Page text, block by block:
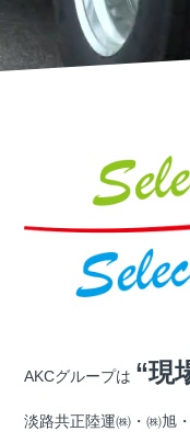
AKCグループは “現
淡路共正陸運㈱・㈱旭